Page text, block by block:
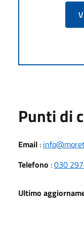
Punti di
Email :
Telefono :030
Ultimo